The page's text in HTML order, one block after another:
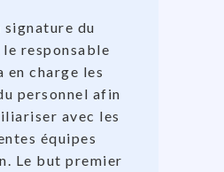
signature du
responsable
en charge les
personnel afin
avec les
équipes
Le but premier